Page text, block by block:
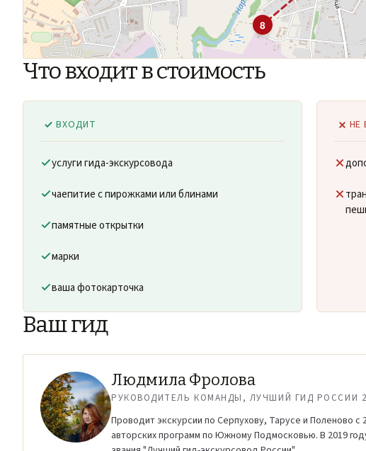
8
Что входит в стоимость
ВХОДИТ
услуги гида-экскурсовода
чаепитие с пирожками или блинами
памятные открытки
марки
ваша фотокарточка
НЕ
Ваш гид
Людмила Фролова
РУКОВОДИТЕЛЬ КОМАНДЫ, ЛУЧШИЙ ГИД РОССИИ
Проводит экскурсии по Серпухову, Тарусе и Поленово
авторских программ по Южному Подмосковью. В 2019